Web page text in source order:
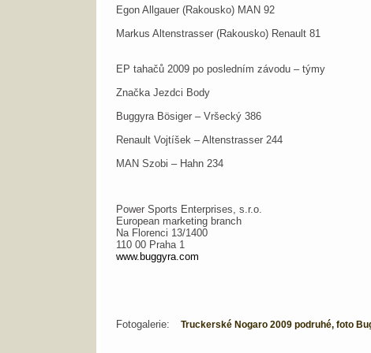
Egon Allgauer (Rakousko) MAN 92
Markus Altenstrasser (Rakousko) Renault 81
EP tahačů 2009 po posledním závodu – týmy
Značka Jezdci Body
Buggyra Bösiger – Vršecký 386
Renault Vojtíšek – Altenstrasser 244
MAN Szobi – Hahn 234
Power Sports Enterprises, s.r.o.
European marketing branch
Na Florenci 13/1400
110 00 Praha 1
www.buggyra.com
Fotogalerie: Truckerské Nogaro 2009 podruhé, foto